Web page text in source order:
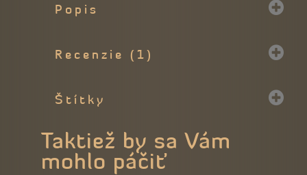
Popis
Recenzie (1)
Štítky
Taktiež by sa Vám
mohlo páčiť